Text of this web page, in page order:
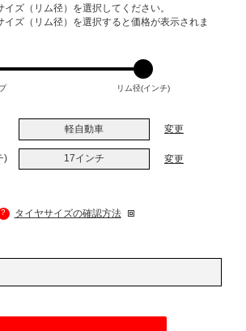
ズ（リム径）を選択してください。
イズ（リム径）を選択すると価格が表示されま
リム径(インチ)
軽自動車 変更
) 17インチ 変更
? タイヤサイズの確認方法